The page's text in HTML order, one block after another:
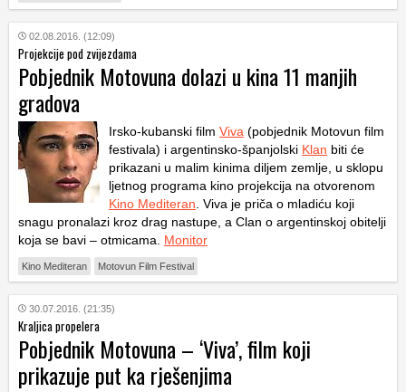
02.08.2016. (12:09)
Projekcije pod zvijezdama
Pobjednik Motovuna dolazi u kina 11 manjih
gradova
Irsko-kubanski film Viva (pobjednik Motovun film
festivala) i argentinsko-španjolski Klan biti će
prikazani u malim kinima diljem zemlje, u sklopu
ljetnog programa kino projekcija na otvorenom
Kino Mediteran Viva je priča o mladiću koji
snagu pronalazi kroz drag nastupe, a Clan o argentinskoj obitelji
koja se bavi – otmicama. Monitor
Kino Mediteran Motovun Film Festival
30.07.2016. (21:35)
Kraljica propelera
Pobjednik Motovuna – ‘Viva’, film koji
prikazuje put ka rješenjima